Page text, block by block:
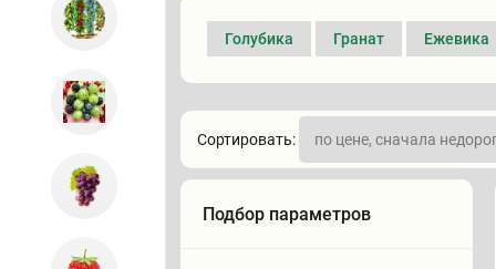
Голубика Гранат Ежевика
Сортировать:
Подбор параметров